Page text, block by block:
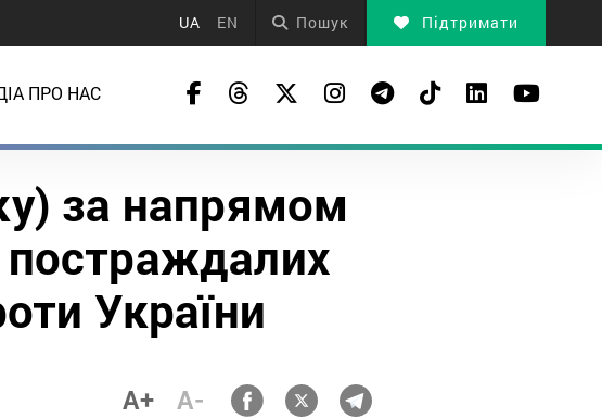
UA EN Пошук Підтримати
ПРО НАС
за напрямом
постраждалих
України
A+ A-